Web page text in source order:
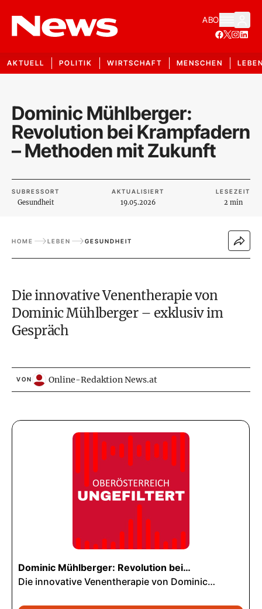
ABO
AKTUELL POLITIK WIRTSCHAFT MENSCHEN
Dominic Mühlberger:
Revolution bei Krampfadern
– Methoden mit Zukunft
SUBRESSORT
Gesundheit
AKTUALISIERT
19.05.2026
LESEZEIT
2 min
HOME LEBEN GESUNDHEIT
Die innovative Venentherapie von
Dominic Mühlberger – exklusiv im
Gespräch
VON Online-Redaktion News.at